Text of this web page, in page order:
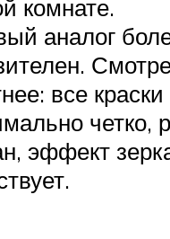
комнате.
аналог
все
четко,
эффект